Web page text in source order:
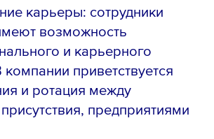
карьеры: сотрудники
возможность
и карьерного
приветствуется
и ротация между
предприятиями